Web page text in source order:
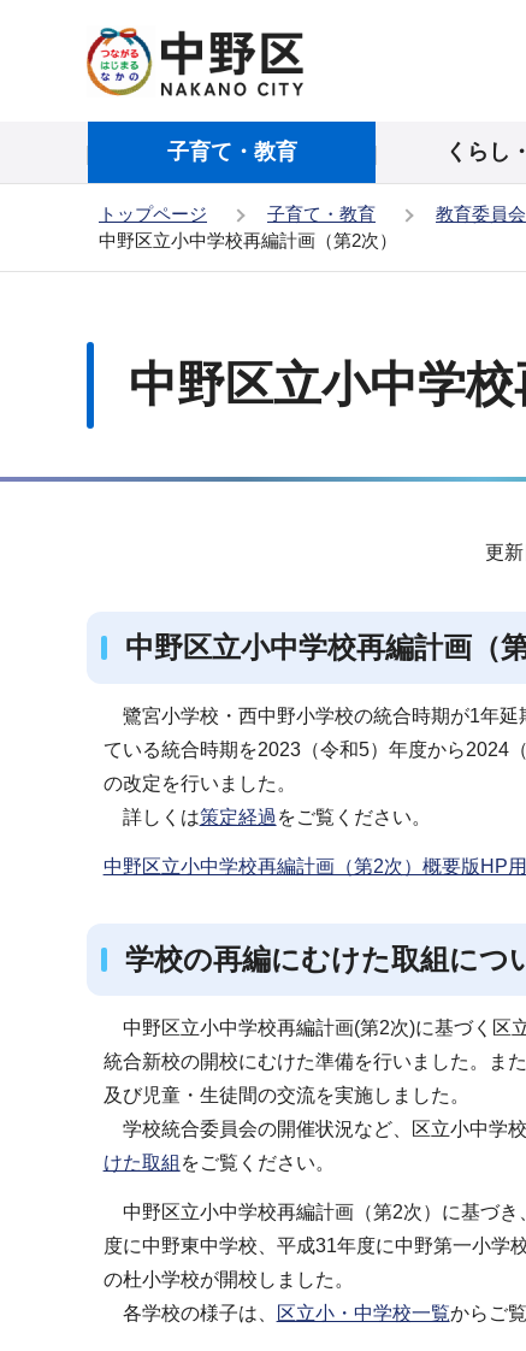
の
子育て・教育 くらし
トップページ 子育て・教育 教育委員会
中野区立小中学校再編計画（第2次）
中野区立小中学校
更
中野区立小中学校再編計画
鷺宮小学校・西中野小学校の統合時期が1年延
ている統合時期を2023（令和5）年度から2024
の改定を行いました。
詳しくは策定経過 をご覧ください。
中野区立小中学校再編計画（第2次）概要版HP
学校の再編にむけた取組につ
中野区立小中学校再編計画(第2次)に基づく区
統合新校の開校にむけた準備を行いました。ま
及び児童・生徒間の交流を実施しました。
学校統合委員会の開催状況など、区立小中学
けた取組 をご覧ください。
中野区立小中学校再編計画（第2次）に基づき
度に中野東中学校、平成31年度に中野第一小学
の杜小学校が開校しました。
各学校の様子は、
区立小・中学校一覧からご
シ
ョ
ら